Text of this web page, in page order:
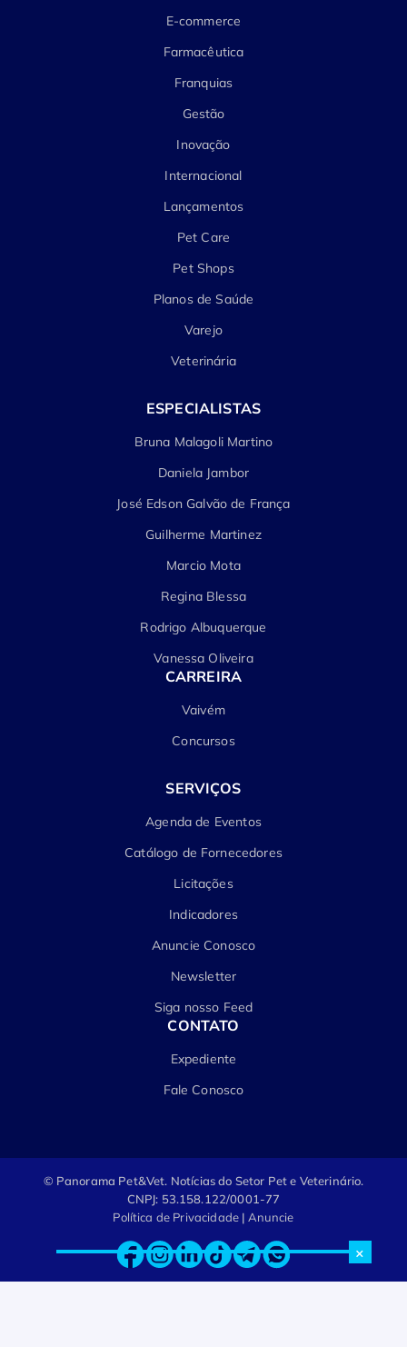
×
E-commerce
Farmacêutica
Franquias
Gestão
Inovação
Internacional
Lançamentos
Pet Care
Pet Shops
Planos de Saúde
Varejo
Veterinária
ESPECIALISTAS
Bruna Malagoli Martino
Daniela Jambor
José Edson Galvão de França
Guilherme Martinez
Marcio Mota
Regina Blessa
Rodrigo Albuquerque
Vanessa Oliveira
CARREIRA
Vaivém
Concursos
SERVIÇOS
Agenda de Eventos
Catálogo de Fornecedores
Licitações
Indicadores
Anuncie Conosco
Newsletter
Siga nosso Feed
CONTATO
Expediente
Fale Conosco
© Panorama Pet&Vet. Notícias do Setor Pet e Veterinário.
CNPJ: 53.158.122/0001-77
Política de Privacidade | Anuncie